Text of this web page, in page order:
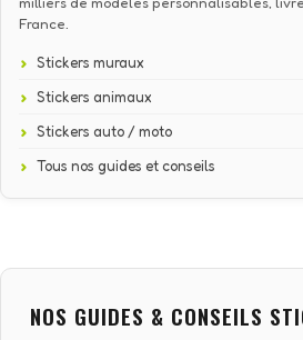
France.
Stickers muraux
Stickers animaux
Stickers auto / moto
Tous nos guides et conseils
NOS GUIDES & CONSEILS